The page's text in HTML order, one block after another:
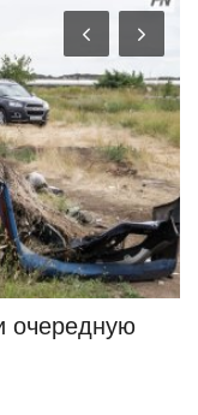
очередную